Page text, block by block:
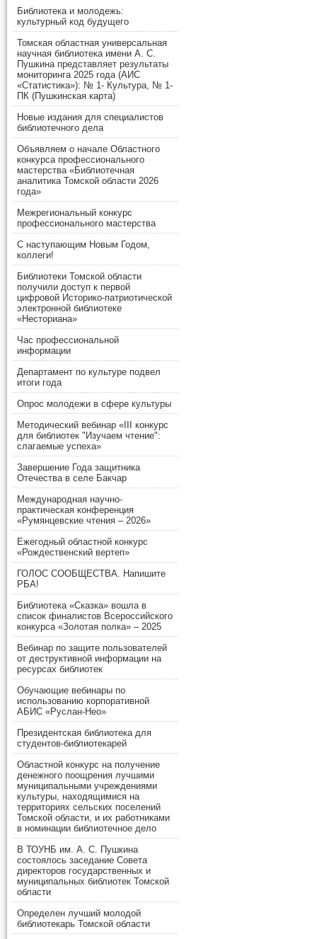
Библиотека и молодежь:
культурный код будущего
Томская областная универсальная
научная библиотека имени А. С.
Пушкина представляет результаты
мониторинга 2025 года (АИС
«Статистика»): № 1- Культура, № 1-
ПК (Пушкинская карта)
Новые издания для специалистов
библиотечного дела
Объявляем о начале Областного
конкурса профессионального
мастерства «Библиотечная
аналитика Томской области 2026
года»
Межрегиональный конкурс
профессионального мастерства
С наступающим Новым Годом,
коллеги!
Библиотеки Томской области
получили доступ к первой
цифровой Историко-патриотической
электронной библиотеке
«Несториана»
Час профессиональной
информации
Департамент по культуре подвел
итоги года
Опрос молодежи в сфере культуры
Методический вебинар «III конкурс
для библиотек "Изучаем чтение":
слагаемые успеха»
Завершение Года защитника
Отечества в селе Бакчар
Международная научно-
практическая конференция
«Румянцевские чтения – 2026»
Ежегодный областной конкурс
«Рождественский вертеп»
ГОЛОС СООБЩЕСТВА. Напишите
РБА!
Библиотека «Сказка» вошла в
список финалистов Всероссийского
конкурса «Золотая полка» – 2025
Вебинар по защите пользователей
от деструктивной информации на
ресурсах библиотек
Обучающие вебинары по
использованию корпоративной
АБИС «Руслан-Нео»
Президентская библиотека для
студентов-библиотекарей
Областной конкурс на получение
денежного поощрения лучшими
муниципальными учреждениями
культуры, находящимися на
территориях сельских поселений
Томской области, и их работниками
в номинации библиотечное дело
В ТОУНБ им. А. С. Пушкина
состоялось заседание Совета
директоров государственных и
муниципальных библиотек Томской
области
Определен лучший молодой
библиотекарь Томской области